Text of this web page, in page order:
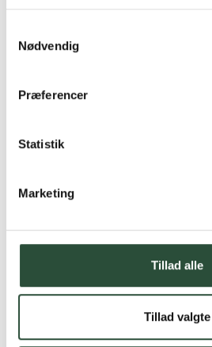
Nødvendig
Præferencer
Statistik
Marketing
Tillad alle
Tillad valgte